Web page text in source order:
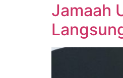
Jamaah